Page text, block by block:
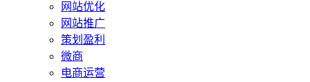
网站优化
网站推广
策划盈利
微商
电商运营